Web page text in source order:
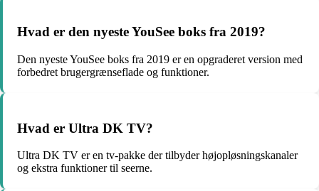
Hvad er den nyeste YouSee boks fra 2019?
Den nyeste YouSee boks fra 2019 er en opgraderet version med
forbedret brugergrænseflade og funktioner.
Hvad er Ultra DK TV?
Ultra DK TV er en tv-pakke der tilbyder højopløsningskanaler
og ekstra funktioner til seerne.